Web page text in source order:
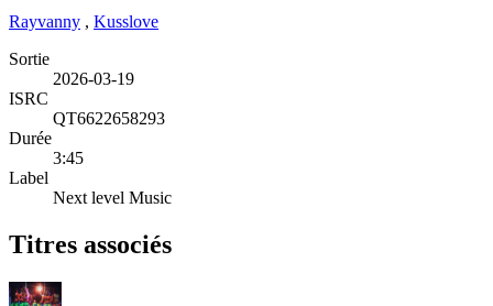
Rayvanny , Kusslove
Sortie
2026-03-19
ISRC
QT6622658293
Durée
3:45
Label
Next level Music
Titres associés